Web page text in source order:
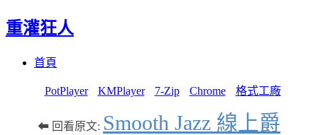
重灌狂人
首頁
PotPlayer KMPlayer 7-Zip Chrome 格式工廠
⬅ 回看原文: Smooth Jazz 線上爵